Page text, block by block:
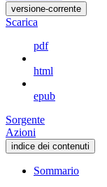
versione-corrente
Scarica
pdf
html
epub
Sorgente
Azioni
indice dei contenuti
Sommario